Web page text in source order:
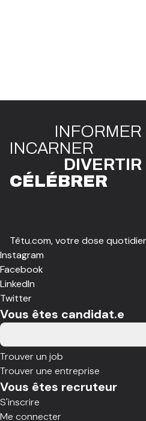
INFORMER
INCARNER
DIVERTIR
CÉLÉBRER
Têtu.com, votre dose
Instagram
Facebook
LinkedIn
Twitter
Vous êtes candidat.e
Trouver un job
Trouver une entreprise
Vous êtes recruteur
S'inscrire
Me connecter